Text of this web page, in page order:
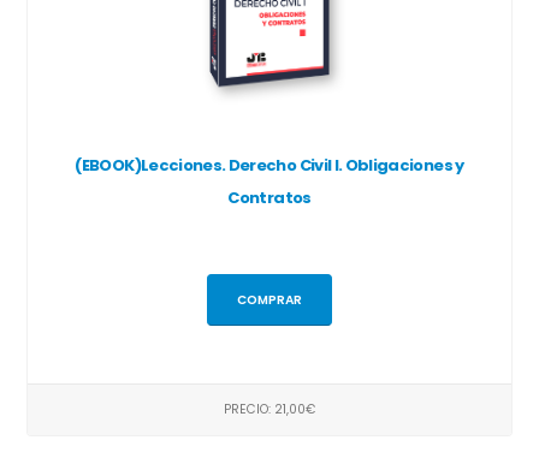
(EBOOK)Lecciones. Derecho Civil I. Obligaciones y
Contratos
COMPRAR
PRECIO: 21,00€